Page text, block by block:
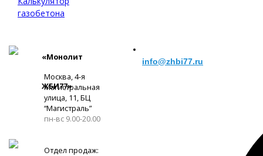
газобетона
«Монолит
ЖБИ77»
Москва, 4-я
Магистральная
улица, 11, ​БЦ
“Магистраль”
пн-вс 9.00-20.00
Отдел продаж:
info@zhbi77.ru